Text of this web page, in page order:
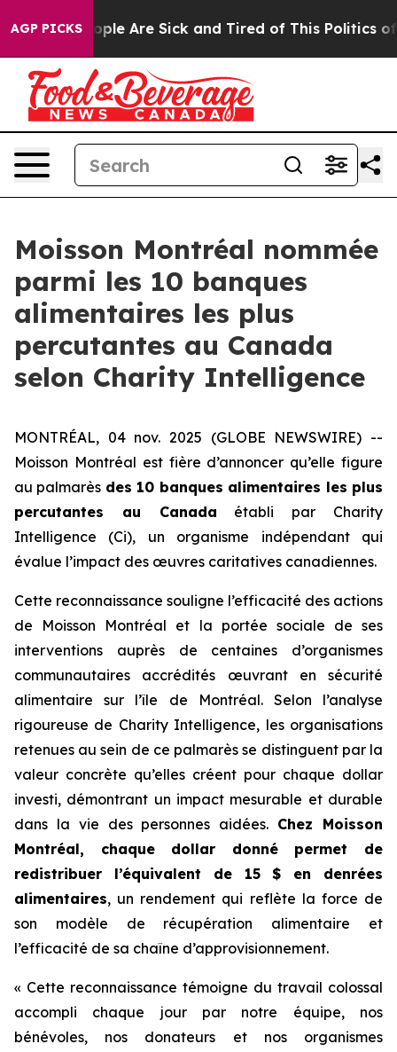
AGP PICKS
Win: “People Are Sick and Tired of This Politics of
Moisson Montréal nommée
parmi les 10 banques
alimentaires les plus
percutantes au Canada
selon Charity Intelligence
MONTRÉAL, 04 nov. 2025 (GLOBE NEWSWIRE) --
Moisson Montréal est fière d’annoncer qu’elle figure
au palmarès des 10 banques alimentaires les plus
percutantes au Canada établi par Charity
Intelligence (Ci), un organisme indépendant qui
évalue l’impact des œuvres caritatives canadiennes.
Cette reconnaissance souligne l’efficacité des actions
de Moisson Montréal et la portée sociale de ses
interventions auprès de centaines d’organismes
communautaires accrédités œuvrant en sécurité
alimentaire sur l’île de Montréal. Selon l’analyse
rigoureuse de Charity Intelligence, les organisations
retenues au sein de ce palmarès se distinguent par la
valeur concrète qu’elles créent pour chaque dollar
investi, démontrant un impact mesurable et durable
dans la vie des personnes aidées. Chez Moisson
Montréal, chaque dollar donné permet de
redistribuer l’équivalent de 15 $ en denrées
alimentaires, un rendement qui reflète la force de
son modèle de récupération alimentaire et
l’efficacité de sa chaîne d’approvisionnement.
« Cette reconnaissance témoigne du travail colossal
accompli chaque jour par notre équipe, nos
bénévoles, nos donateurs et nos organismes